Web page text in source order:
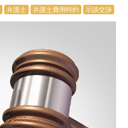
弁護士 弁護士費用特約 示談交渉